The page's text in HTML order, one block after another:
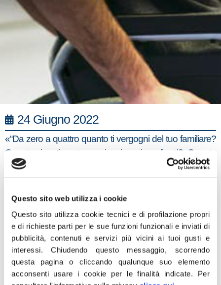
Questo sito web utilizza i cookie
Questo sito utilizza cookie tecnici e di profilazione propri
e di richieste parti per le sue funzioni funzionali e inviati di
pubblicità, contenuti e servizi più vicini ai tuoi gusti e
interessi.Chiudendo questo messaggio, scorrendo
questa pagina o cliccando qualunque suo elemento
acconsenti usare i cookie per le finalità indicate. Per
24 Giugno 2022
«“Da zero a quattro quanto ti vergogni del tuo familiare?
Quanto risentimento provi nei suoi confronti? Quanto
non ti senti a tuo agio quanto hai amici in casa?”: sono le
questionario sottoposto da diversi Comuni, da Roma a
alle famiglie dei disabili gravi per accedere ai fondi
destinati ai caregiver. Mi chiedo come sia stato possibile
rivolgere a padri e madri che si prendono cura dei propri
figli h24, spesso nel totale abbandono delle Istituzioni,
domande così indegne e che offendono la dignità delle